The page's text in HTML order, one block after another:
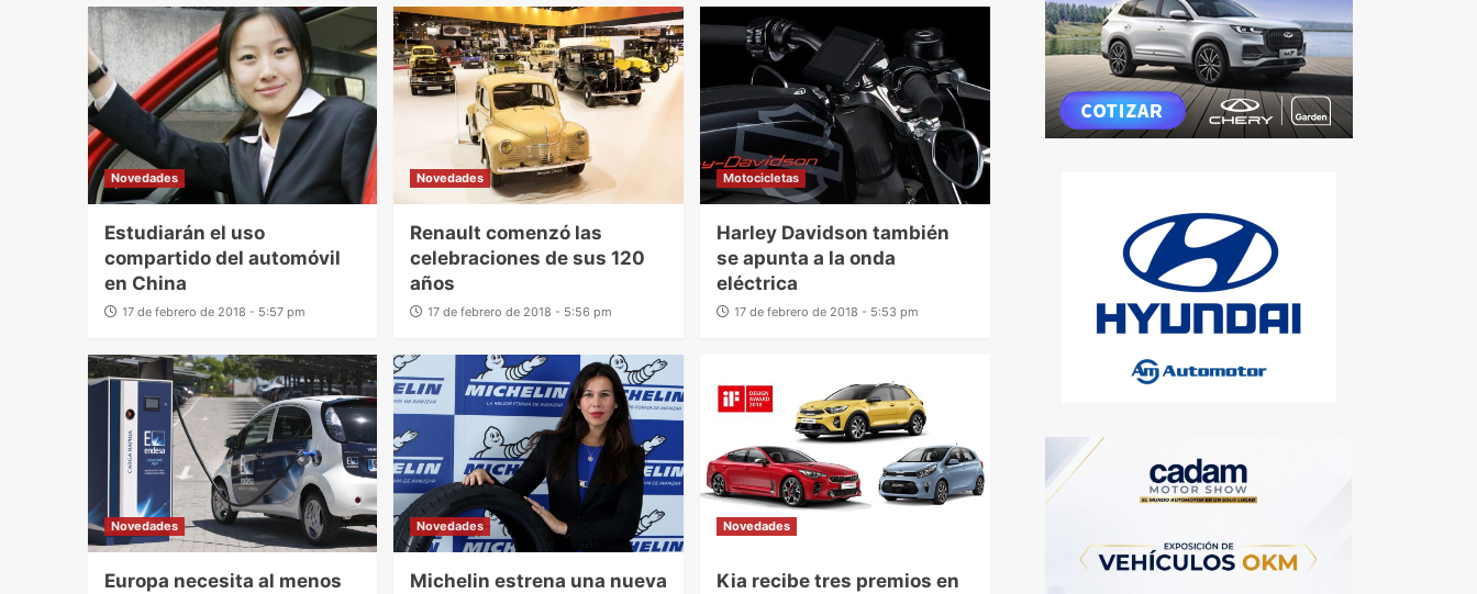
Novedades
Estudiarán el uso
compartido del automóvil
en China
17 de febrero de 2018 - 5:57 pm
Novedades
Renault comenzó las
celebraciones de sus 120
años
17 de febrero de 2018 - 5:56 pm
Motocicletas
Harley Davidson también
se apunta a la onda
eléctrica
17 de febrero de 2018 - 5:53 pm
Novedades
Europa necesita al menos
Novedades
Michelin estrena una nueva
Novedades
Kia recibe tres premios en